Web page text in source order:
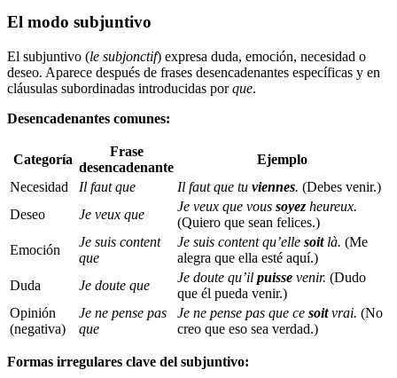
El modo subjuntivo
El subjuntivo (le subjonctif) expresa duda, emoción, necesidad o
deseo. Aparece después de frases desencadenantes específicas y en
cláusulas subordinadas introducidas porque.
Desencadenantes comunes:
Categoría
Frase
desencadenante
Ejemplo
Necesidad
Il faut que Il faut que tu viennes. (Debes venir.)
Deseo
Je veux que
Je veux que vous soyez heureux.
(Quiero que sean felices.)
Emoción
Je suis content
que
Je suis content qu’elle soitlà. (Me
alegra que ella esté aquí.)
Duda
Je doute que
Je doute qu’il puisse venir. (Dudo
que él pueda venir.)
Opinión
(negativa)
Je ne pense pas
que
Je ne pense pas que ce soitvrai. (No
creo que eso sea verdad.)
Formas irregulares clave del subjuntivo: